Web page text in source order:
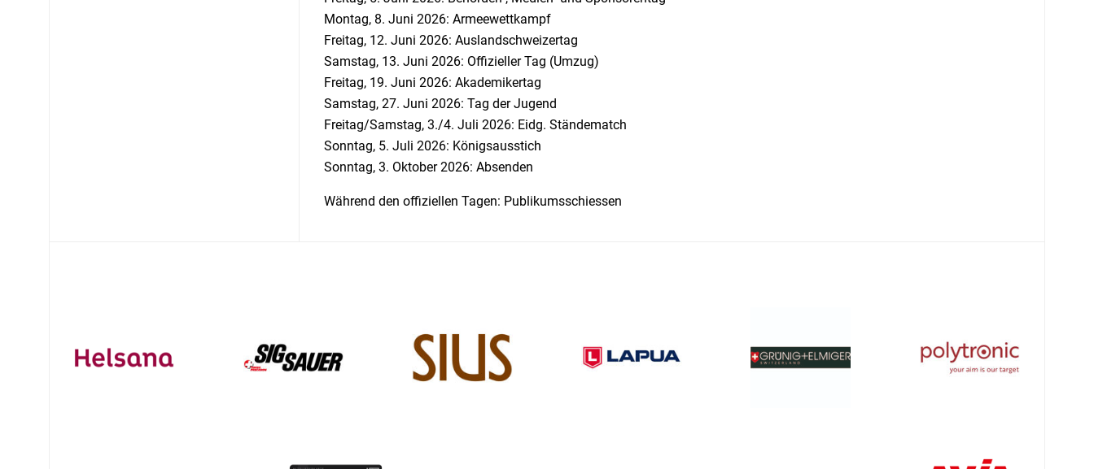
Montag, 8. Juni 2026: Armeewettkampf
Freitag, 12. Juni 2026: Auslandschweizertag
Samstag, 13. Juni 2026: Offizieller Tag (Umzug)
Freitag, 19. Juni 2026: Akademikertag
Samstag, 27. Juni 2026: Tag der Jugend
Freitag/Samstag, 3./4. Juli 2026: Eidg. Ständematch
Sonntag, 5. Juli 2026: Königsausstich
Sonntag, 3. Oktober 2026: Absenden
Während den offiziellen Tagen: Publikumsschiessen